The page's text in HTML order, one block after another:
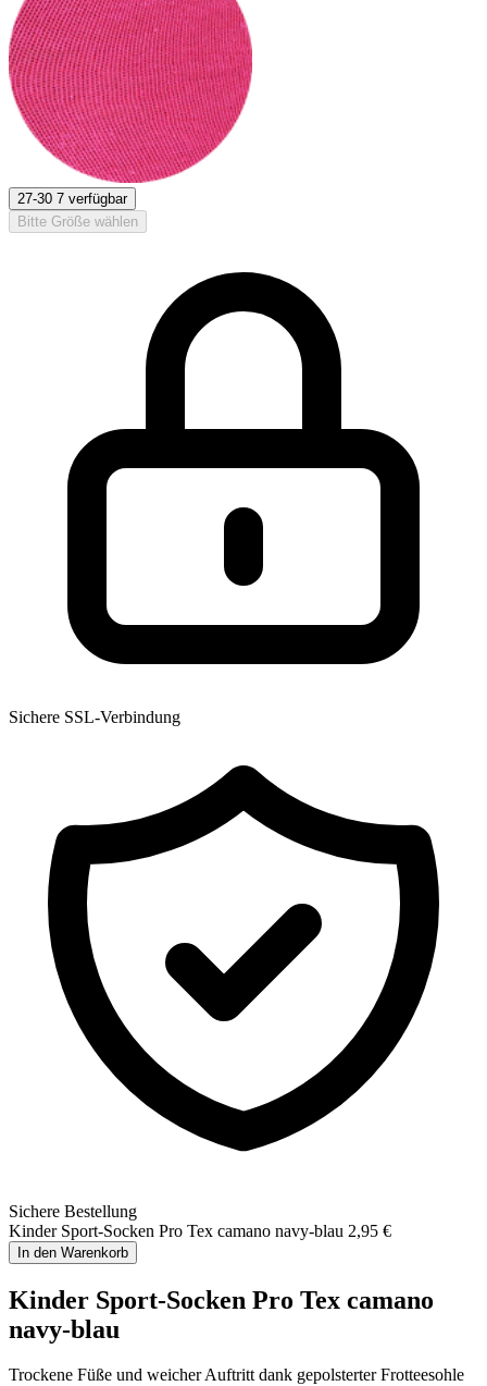
27-30 7 verfügbar
Bitte Größe wählen
Sichere SSL-Verbindung
Sichere Bestellung
Kinder Sport-Socken Pro Tex camano navy-blau 2,95 €
In den Warenkorb
Kinder Sport-Socken Pro Tex camano
navy-blau
Trockene Füße und weicher Auftritt dank gepolsterter Frotteesohle